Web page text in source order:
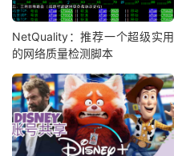
NetQuality：推荐一个超级实用
的网络质量检测脚本